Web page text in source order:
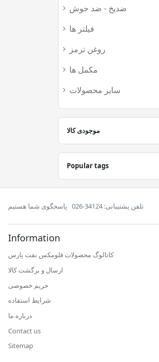
ضدیخ - ضد جوش
فیلتر ها
روغن ترمز
مکمل ها
سایر محصولات
موجودی کالا
Popular tags
تلفن پشتیبانی: 34124-026 پاسخگوی شما هستیم
Information
کاتالوگ محصولات فلومکس نفت پارس
ارسال و برگشت کالا
حریم خصوصی
شرایط استفاده
درباره ما
Contact us
Sitemap